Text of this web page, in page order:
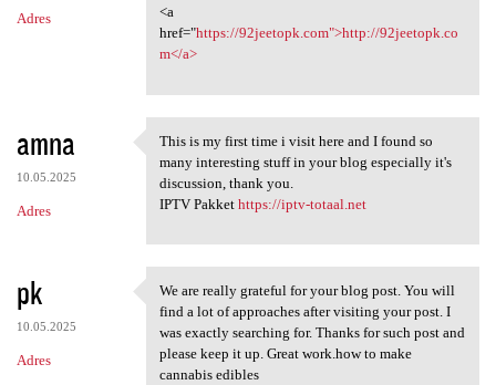
Adres
<a
href="https://92jeetopk.com">http://92jeetopk.co
m</a>
amna
10.05.2025
Adres
This is my first time i visit
This is my first time i visit here and I found so
many interesting stuff in your blog especially it's
discussion, thank you.
IPTV Pakket https://iptv-totaal.net
pk
10.05.2025
Adres
We are really grateful for
We are really grateful for your blog post. You will
find a lot of approaches after visiting your post. I
was exactly searching for. Thanks for such post and
please keep it up. Great work.how to make
cannabis edibles